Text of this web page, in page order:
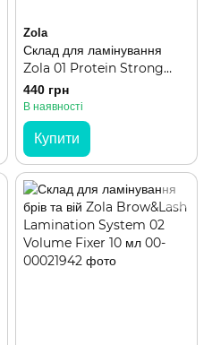
Zola
Склад для ламінування
Zola 01 Protein Strong
Lifting
440 грн
В наявності
Купити